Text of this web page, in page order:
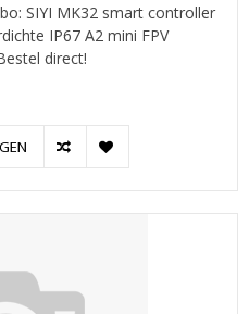
SIYI MK32 smart controller
IP67 A2 mini FPV
direct!